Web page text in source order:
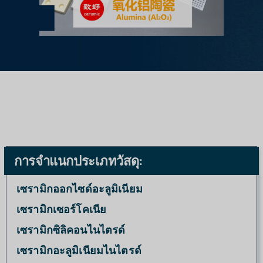
การจำแนกประเภทวัสดุ:
เซรามิกออกไซด์อะลูมิเนียม
เซรามิกเซอร์โคเนีย
เซรามิกซิลิคอนไนไตรด์
เซรามิกอะลูมิเนียมไนไตรด์